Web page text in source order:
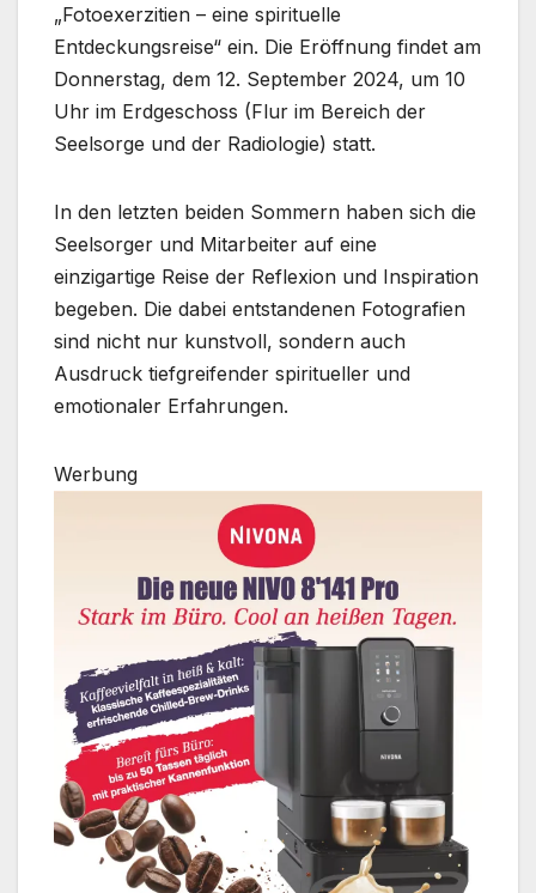
„Fotoexerzitien – eine spirituelle
Entdeckungsreise“ ein. Die Eröffnung findet am
Donnerstag, dem 12. September 2024, um 10
Uhr im Erdgeschoss (Flur im Bereich der
Seelsorge und der Radiologie) statt.
In den letzten beiden Sommern haben sich die
Seelsorger und Mitarbeiter auf eine
einzigartige Reise der Reflexion und Inspiration
begeben. Die dabei entstandenen Fotografien
sind nicht nur kunstvoll, sondern auch
Ausdruck tiefgreifender spiritueller und
emotionaler Erfahrungen.
Werbung